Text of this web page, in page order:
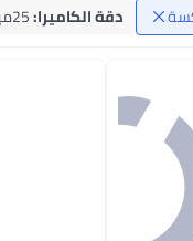
دقة الكاميرا:25ميجا بكسل فأكثر